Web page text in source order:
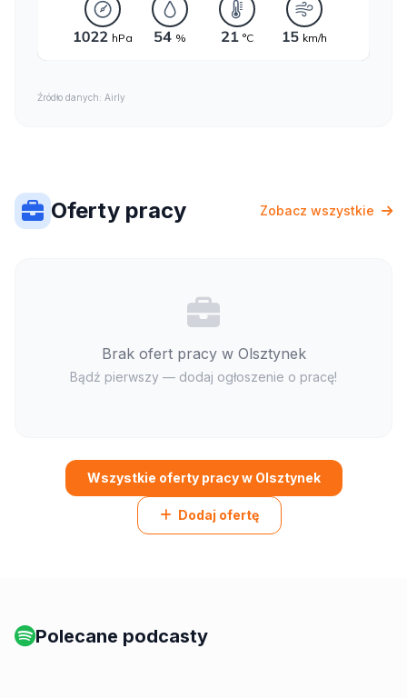
Źródło danych: Airly
Oferty pracy Zobacz wszystkie
Brak ofert pracy w Olsztynek
Bądź pierwszy — dodaj ogłoszenie o pracę!
Wszystkie oferty pracy w Olsztynek
Dodaj ofertę
Polecane podcasty